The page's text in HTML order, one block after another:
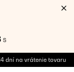
S
dní na vrátenie tovaru